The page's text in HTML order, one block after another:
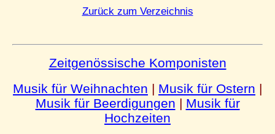
Zurück zum Verzeichnis
Zeitgenössische Komponisten
Musik für Weihnachten | Musik für Ostern |
Musik für Beerdigungen | Musik für
Hochzeiten